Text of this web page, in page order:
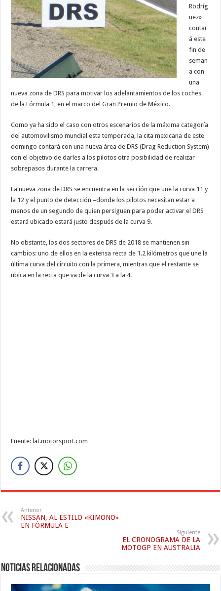
Rodríg
uez»
contar
á este
fin de
seman
a con
una
nueva zona de DRS para motivar los adelantamientos de los coches
de la Fórmula 1, en el marco del Gran Premio de México.
Como ya ha sido el caso con otros escenarios de la máxima categoría
del automovilismo mundial esta temporada, la cita mexicana de este
domingo contará con una nueva área de DRS (Drag Reduction System)
con el objetivo de darles a los pilotos otra posibilidad de realizar
sobrepasos durante la carrera.
La nueva zona de DRS se encuentra en la sección que une la curva 11 y
la 12 y el punto de detección –donde los pilotos necesitan estar a
menos de un segundo de quien persiguen para poder activar el DRS
estará ubicado estará justo después de la curva 9.
No obstante, los dos sectores de DRS de 2018 se mantienen sin
cambios: uno de ellos en la extensa recta de 1.2 kilómetros que une la
última curva del circuito con la primera, mientras que el restante se
ubica en la recta que va de la curva 3 a la 4.
Fuente: lat.motorsport.com
Anterior
NISSAN, AL ESTILO «KIMONO»
EN FÓRMULA E
Siguiente
EL CRONOGRAMA DE LA
MOTOGP EN AUSTRALIA
Noticias relacionadas